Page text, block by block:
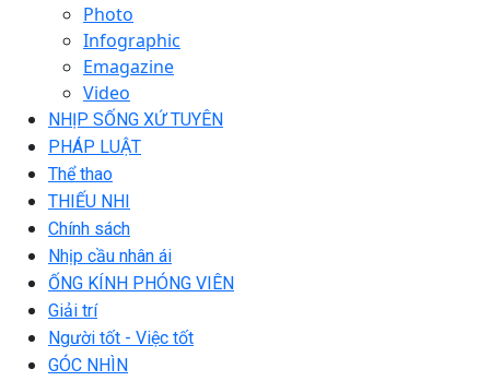
Photo
Infographic
Emagazine
Video
NHỊP SỐNG XỨ TUYÊN
PHÁP LUẬT
Thể thao
THIẾU NHI
Chính sách
Nhịp cầu nhân ái
ỐNG KÍNH PHÓNG VIÊN
Giải trí
Người tốt - Việc tốt
GÓC NHÌN